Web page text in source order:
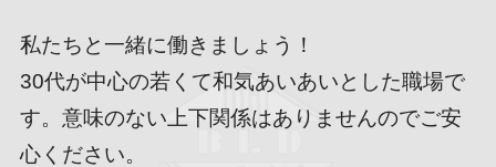
私たちと一緒に働きましょう！
30代が中心の若くて和気あいあいとした職場で
す。意味のない上下関係はありませんのでご安
心ください。